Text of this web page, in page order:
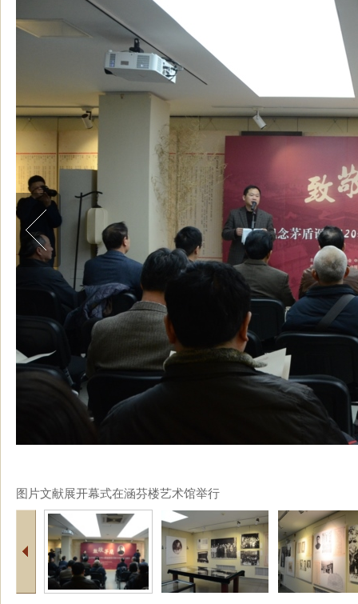
图片文献展开幕式在涵芬楼艺术馆举行